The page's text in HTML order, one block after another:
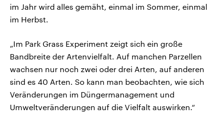
im Jahr wird alles gemäht, einmal im Sommer, einmal
im Herbst.
„Im Park Grass Experiment zeigt sich ein große
Bandbreite der Artenvielfalt. Auf manchen Parzellen
wachsen nur noch zwei oder drei Arten, auf anderen
sind es 40 Arten. So kann man beobachten, wie sich
Veränderungen im Düngermanagement und
Umweltveränderungen auf die Vielfalt auswirken.“